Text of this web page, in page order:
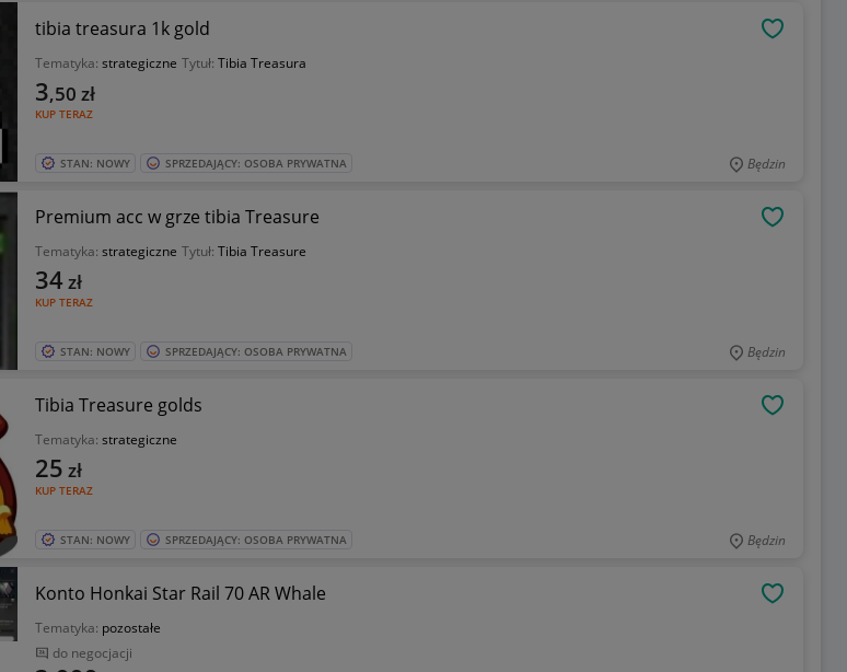
tibia treasura 1k gold
Tematyka: strategiczne Tytuł: Tibia Treasura
KUP TERAZ
3,50 zł
STAN: NOWY SPRZEDAJĄCY: OSOBA PRYWATNA Będzin
Premium acc w grze tibia Treasure
Tematyka: strategiczne Tytuł: Tibia Treasure
KUP TERAZ
34 zł
STAN: NOWY SPRZEDAJĄCY: OSOBA PRYWATNA Będzin
Tibia Treasure golds
Tematyka: strategiczne
KUP TERAZ
25 zł
STAN: NOWY SPRZEDAJĄCY: OSOBA PRYWATNA Będzin
Konto Honkai Star Rail 70 AR Whale
Tematyka: pozostałe
do negocjacji